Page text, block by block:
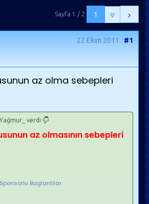
1
Sayfa 1 / 2
22 Ekim 2011 #1
az olma sebepleri
_Yağmur_ verdi
az olmasının sebepleri
Sponsorlu Baglantilar